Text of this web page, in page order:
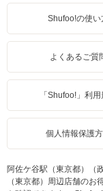
Shufoo!の使い
よくあるご質
「Shufoo!」利
個人情報保護
阿佐ケ谷駅（東京都）（
（東京都）周辺店舗の